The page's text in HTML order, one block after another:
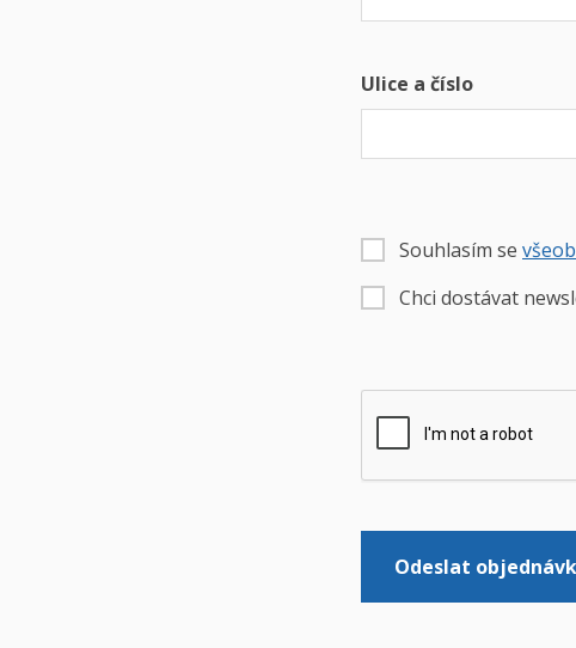
Ulice a číslo
Souhlasím se
Chci dostávat
Odeslat